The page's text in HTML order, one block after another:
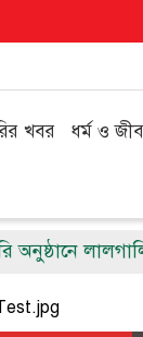
খবর ধর্ম ও